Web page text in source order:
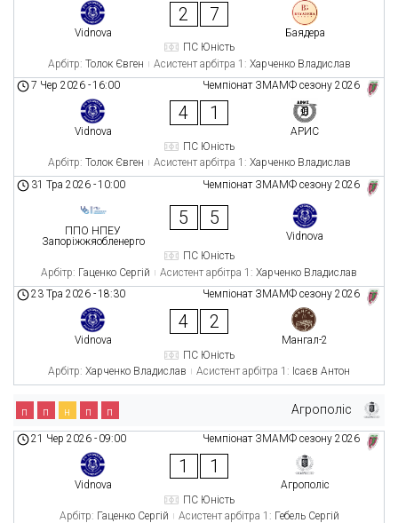
Vidnova
2 7
Баядера
ПС Юність
Арбітр: Толок Євген Асистент арбітра 1: Харченко Владислав
Чемпіонат ЗМАМФ сезону 2026
7 Чер 2026 -16:00
Vidnova
4 1
АРИС
ПС Юність
Арбітр: Толок Євген Асистент арбітра 1: Харченко Владислав
Чемпіонат ЗМАМФ сезону 2026
31 Тра 2026 -10:00
ППО НПЕУ
Запоріжжяобленерго
5 5
Vidnova
ПС Юність
Арбітр: Гаценко Сергій Асистент арбітра 1: Харченко Владислав
Чемпіонат ЗМАМФ сезону 2026
23 Тра 2026 -18:30
Vidnova
4 2
Мангал-2
ПС Юність
Арбітр: Харченко Владислав Асистент арбітра 1: Ісаєв Антон
Агрополіс
п п н п п
Чемпіонат ЗМАМФ сезону 2026
21 Чер 2026 - 09:00
Vidnova
1 1
Агрополіс
ПС Юність
Арбітр: Гаценко Сергій Асистент арбітра 1: Гебель Сергій